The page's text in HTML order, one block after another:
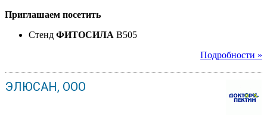
Приглашаем посетить
Стенд ФИТОСИЛА B505
Подробности »
ЭЛЮСАН, ООО